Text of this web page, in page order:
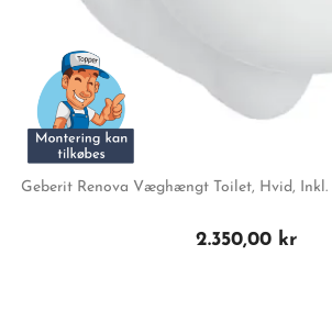
Geberit Renova Væghængt Toilet, Hvid, Inkl.
2.350,00 kr